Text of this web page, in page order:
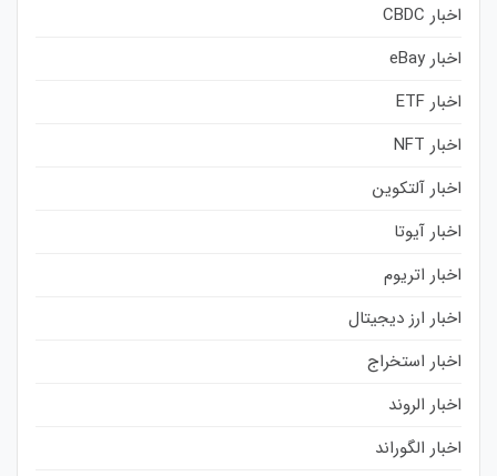
اخبار CBDC
اخبار eBay
اخبار ETF
اخبار NFT
اخبار آلتکوین
اخبار آیوتا
اخبار اتریوم
اخبار ارز دیجیتال
اخبار استخراج
اخبار الروند
اخبار الگوراند